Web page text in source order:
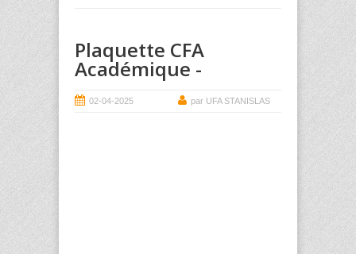
Plaquette CFA
Académique -
02-04-2025 par UFA STANISLAS